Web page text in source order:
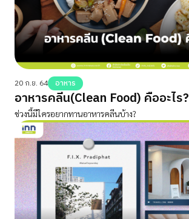
20 ก.ย. 64 อาหาร
อาหารคลีน(Clean Food) คืออะไร?
ช่วงนี้มีใครอยากทานอาหารคลีนบ้าง?